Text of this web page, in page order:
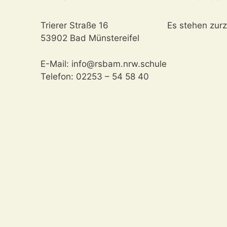
Trierer Straße 16
53902 Bad Münstereifel
E-Mail: info@rsbam.nrw.schule
Telefon: 02253 – 54 58 40
Es stehen